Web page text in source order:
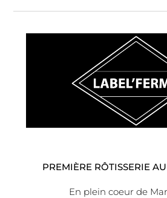
PREMIÈRE RÔTISSERIE
En plein coeur de